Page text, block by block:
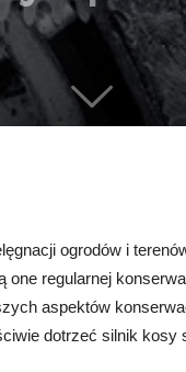
ogrodów i
one regularnej
aspektów
dotrzeć silnik kosy